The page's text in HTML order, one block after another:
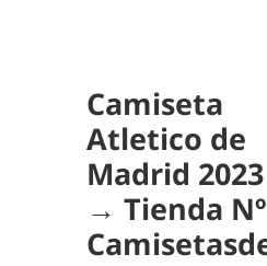
Camiseta
Atletico de
Madrid
→ Tienda